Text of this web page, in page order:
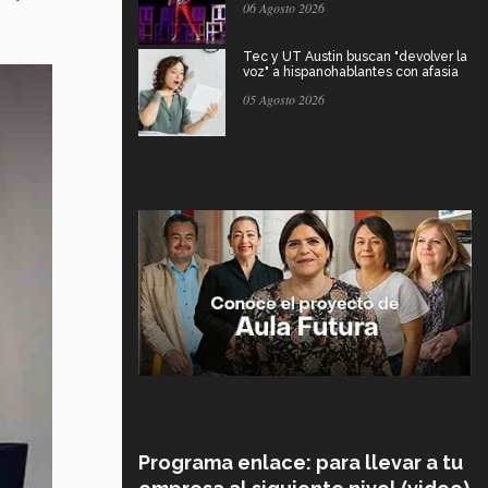
06 Agosto 2026
Tec y UT Austin buscan "devolver la
voz" a hispanohablantes con afasia
05 Agosto 2026
Programa enlace: para llevar a tu